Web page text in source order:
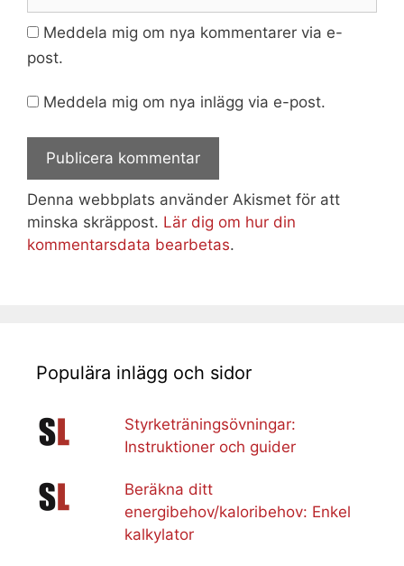
Meddela mig om nya kommentarer via e-
post.
Meddela mig om nya inlägg via e-post.
Denna webbplats använder Akismet för att
minska skräppost. Lär dig om hur din
kommentarsdata bearbetas.
Populära inlägg och sidor
Styrketräningsövningar:
Instruktioner och guider
Beräkna ditt
energibehov/kaloribehov: Enkel
kalkylator